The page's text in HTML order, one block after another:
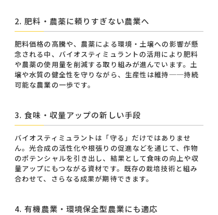
2. 肥料・農薬に頼りすぎない農業へ
肥料価格の高騰や、農薬による環境・土壌への影響が懸
念される中、バイオスティミュラントの活用により肥料
や農薬の使用量を削減する取り組みが進んでいます。土
壌や水質の健全性を守りながら、生産性は維持──持続
可能な農業の一歩です。
3. 食味・収量アップの新しい手段
バイオスティミュラントは「守る」だけではありませ
ん。光合成の活性化や根張りの促進などを通じて、作物
のポテンシャルを引き出し、結果として食味の向上や収
量アップにもつながる資材です。既存の栽培技術と組み
合わせて、さらなる成果が期待できます。
4. 有機農業・環境保全型農業にも適応